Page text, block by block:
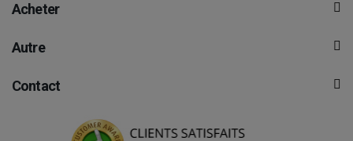
Acheter
Autre
Contact